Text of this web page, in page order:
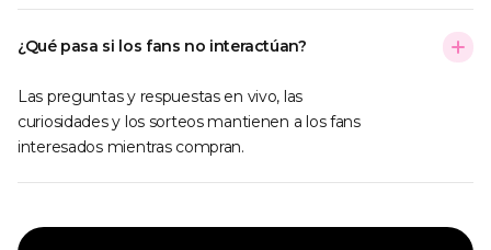
¿Qué pasa si los fans no interactúan?
Las preguntas y respuestas en vivo, las
curiosidades y los sorteos mantienen a los fans
interesados mientras compran.